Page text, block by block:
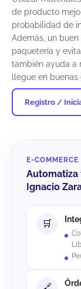
de producto
probabilidad de
Además, un
paquetería y
también ayuda a
llegue en
Registro /
E-COMMERCE
Automatiza
Ignacio